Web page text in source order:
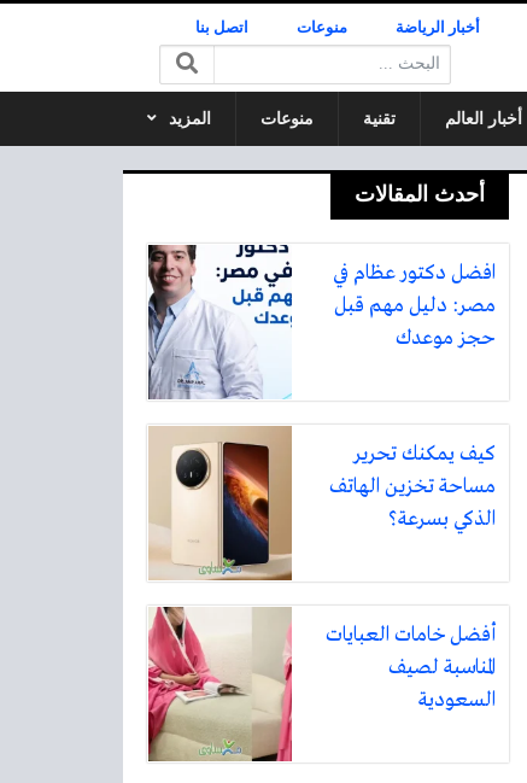
أخبار الرياضة منوعات اتصل بنا
البحث:
أخبار العالم تقنية منوعات المزيد
أحدث المقالات
افضل دكتور عظام في
مصر: دليل مهم قبل
حجز موعدك
كيف يمكنك تحرير
مساحة تخزين الهاتف
الذكي بسرعة؟
أفضل خامات العبايات
المناسبة لصيف
السعودية